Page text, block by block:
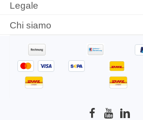
Legale
Chi siamo